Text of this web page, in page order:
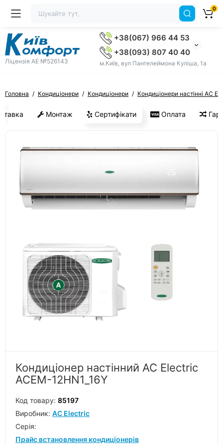
Ліцензія AE №526143
+38(067) 966 44 53
+38(093) 807 40 40
м.Київ, вул Пантелеймона Куліша, 1а
0
Головна Кондиціонери Кондиціонери Кондиціонери настінні AC
Монтаж Сертифікати Оплата
Кондиціонер настінний AC Electric
ACEM-12HN1_16Y
Код товару: 85197
Виробник: AC Electric
Серiя:
Прайс встановлення кондиціонерів